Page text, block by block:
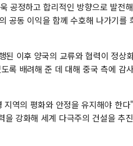
공정하고 합리적인 방향으로 발전
공동 이익을 함께 수호해 나가기를
된 이후 양국의 교류와 협력이 정상
록 배려해 준 데 대해 중국 측에 감
역의 평화와 안정을 유지해야 한다
강화해 세계 다극주의 건설을 추